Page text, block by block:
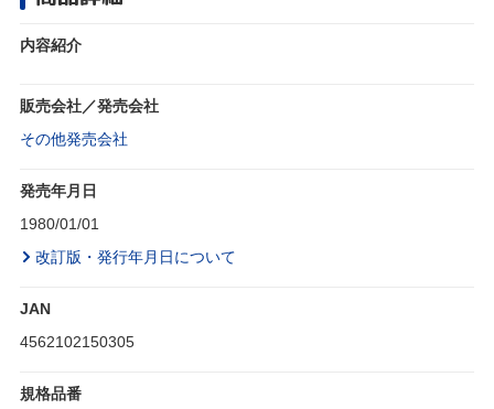
内容紹介
販売会社／発売会社
その他発売会社
発売年月日
1980/01/01
改訂版・発行年月日について
JAN
4562102150305
規格品番